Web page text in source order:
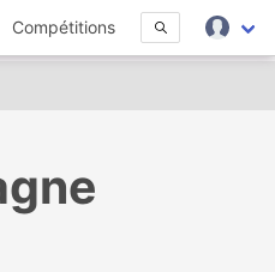
Compétitions